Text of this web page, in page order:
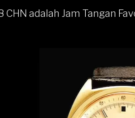
CHN adalah Jam Tangan